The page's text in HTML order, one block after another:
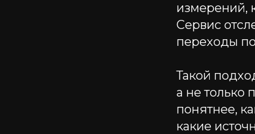
измерений,
Сервис
переходы
Такой
а не только
понятнее,
какие